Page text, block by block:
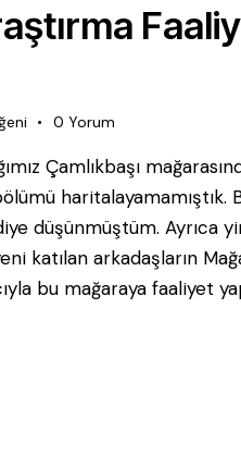
0 Yorum
Çamlıkbaşı
düşünmüştüm. Ayrıca
katılan arkadaşların
bu mağaraya faaliyet